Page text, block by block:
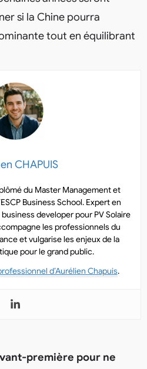
si la Chine pourra
tout en équilibrant
CHAPUIS
du Master Management et
Business School. Expert en
developer pour PV Solaire
les professionnels du
et vulgarise les enjeux de la
pour le grand public.
d’Aurélien Chapuis.
première pour ne